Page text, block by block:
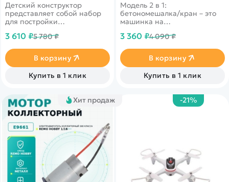
Модель 2 в 1:
бетономешалка/кран – это
машинка на
ребенок собирает сам! 814
наборе
3 360 ₽4 090 ₽
В корзину
Купить в 1 клик
Детский конструктор
представляет собой набор
для постройки
на радиоуправлении,
деталей!&nbsp;
3 610 ₽5 780 ₽
В корзину
Купить в 1 клик
Хит продаж -21%